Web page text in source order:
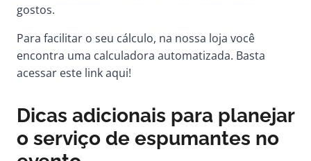
gostos.
Para facilitar o seu cálculo, na nossa loja você
encontra uma calculadora automatizada. Basta
acessar este link aqui!
Dicas adicionais para planejar
o serviço de espumantes no